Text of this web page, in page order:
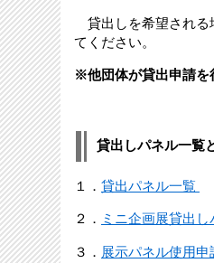
貸出しを希望される
てください。
※他団体が貸出申請を
貸出しパネル一覧
１． 貸出パネル一覧
２． ミニ企画展貸出
３． 展示パネル使用